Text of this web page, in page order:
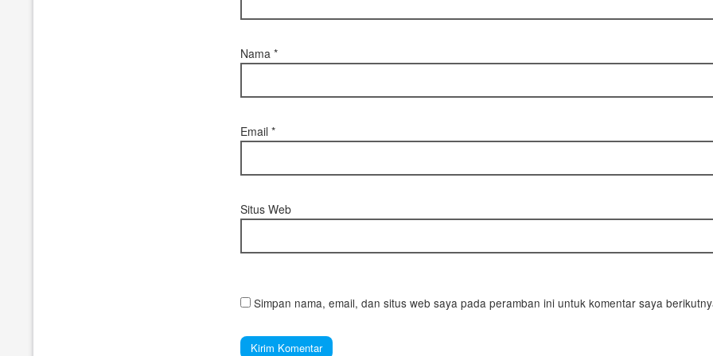
Nama*
Email*
Situs Web
Simpan nama, email, dan situs web saya pada peramban ini untuk komentar saya